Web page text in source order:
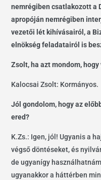
nemrégiben csatlakozott a
apropóján nemrégiben
vezetői lét kihívásairól, a
elnökség feladatairól is
Zsolt, ha azt mondom,
Kalocsai Zsolt: Kormányos.
Jól gondolom, hogy az
ered?
K.Zs.: Igen, jól! Ugyanis a
végső döntéseket, és
de ugyanígy
ugyanakkor a háttérben